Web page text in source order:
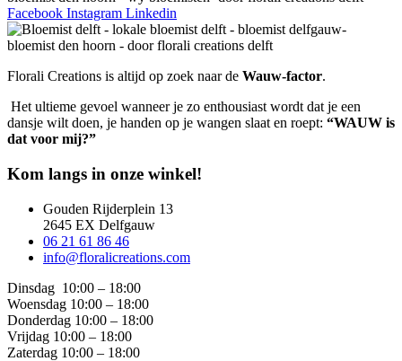
Facebook Instagram Linkedin
Florali Creations is altijd op zoek naar de Wauw-factor.
Het ultieme gevoel wanneer je zo enthousiast wordt dat je een
dansje wilt doen, je handen op je wangen slaat en roept: “WAUW is
dat voor mij?”
Kom langs in onze winkel!
Gouden Rijderplein 13
2645 EX Delfgauw
06 21 61 86 46
info@floralicreations.com
Dinsdag 10:00 – 18:00
Woensdag 10:00 – 18:00
Donderdag 10:00 – 18:00
Vrijdag 10:00 – 18:00
Zaterdag 10:00 – 18:00